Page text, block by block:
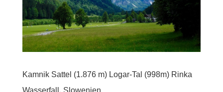
Kamnik Sattel (1.876 m) Logar-Tal (998m) Rinka
Wasserfall, Slowenien